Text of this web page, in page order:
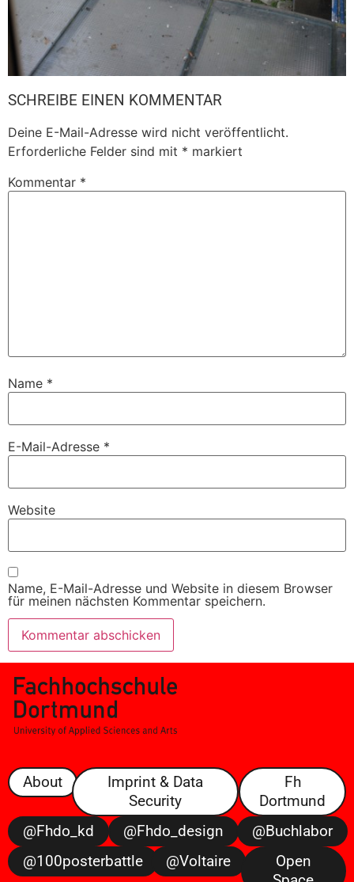
SCHREIBE EINEN KOMMENTAR
Deine E-Mail-Adresse wird nicht veröffentlicht.
Erforderliche Felder sind mit * markiert
Kommentar *
Name *
E-Mail-Adresse *
Website
Name, E-Mail-Adresse und Website in diesem Browser
für meinen nächsten Kommentar speichern.
About
Imprint & Data
Security
Fh
Dortmund
@fhdo_kd
@fhdo_design
@buchlabor
@100posterbattle
@voltaire
Open